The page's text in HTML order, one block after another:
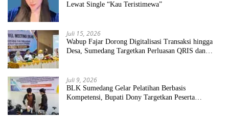
Lewat Single “Kau Teristimewa”
Juli 15, 2026
Wabup Fajar Dorong Digitalisasi Transaksi hingga
Desa, Sumedang Targetkan Perluasan QRIS dan
Juli 9, 2026
BLK Sumedang Gelar Pelatihan Berbasis
Kompetensi, Bupati Dony Targetkan Peserta